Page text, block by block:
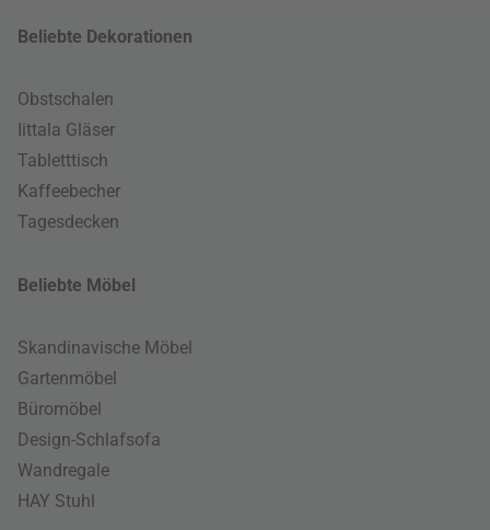
Beliebte Dekorationen
Obstschalen
Iittala Gläser
Tabletttisch
Kaffeebecher
Tagesdecken
Beliebte Möbel
Skandinavische Möbel
Gartenmöbel
Büromöbel
Design-Schlafsofa
Wandregale
HAY Stuhl